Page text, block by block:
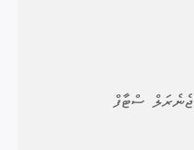
ޖެނެރަލް ސްޓާފް